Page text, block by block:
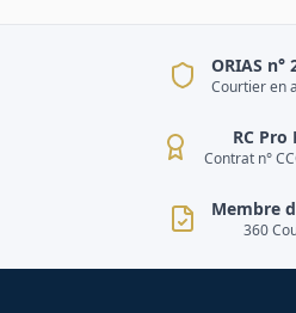
ORIAS n°
Courtier en
RC
Contrat n°
Membre
360